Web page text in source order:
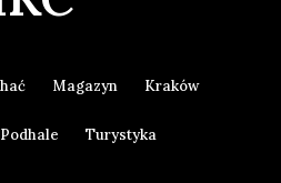
Magazyn Kraków
Podhale Turystyka